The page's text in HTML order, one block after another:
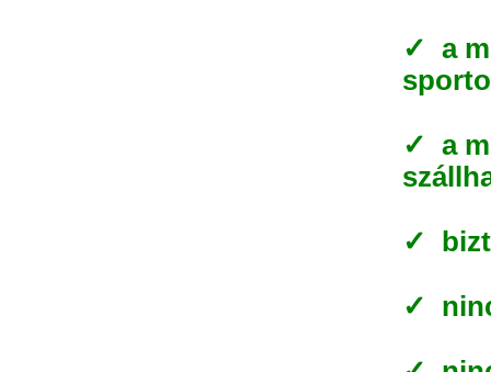
✓ a
✓ a
✓
✓